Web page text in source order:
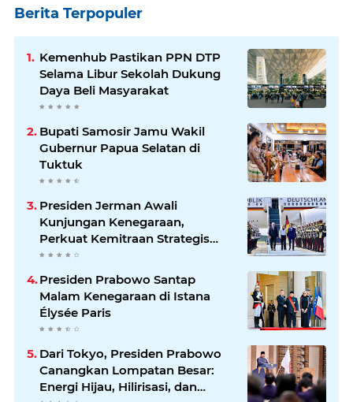
Berita Terpopuler
Kemenhub Pastikan PPN DTP
Selama Libur Sekolah Dukung
Daya Beli Masyarakat
Bupati Samosir Jamu Wakil
Gubernur Papua Selatan di
Tuktuk
Presiden Jerman Awali
Kunjungan Kenegaraan,
Perkuat Kemitraan Strategis
Indonesia–Jerman
Presiden Prabowo Santap
Malam Kenegaraan di Istana
Élysée Paris
Dari Tokyo, Presiden Prabowo
Canangkan Lompatan Besar:
Energi Hijau, Hilirisasi, dan